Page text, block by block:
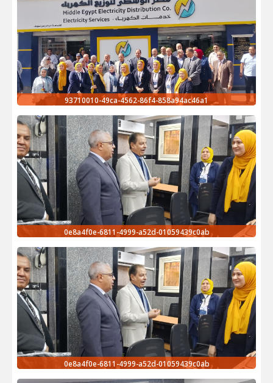
93710010-49ca-4562-86f4-858a94ac46a1
0e8a4f0e-6811-4999-a52d-01059439c0ab
0e8a4f0e-6811-4999-a52d-01059439c0ab